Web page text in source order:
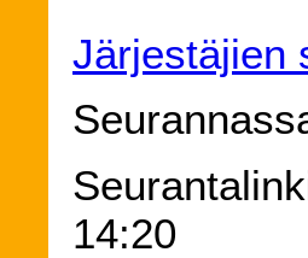
Järjestäjien
14:20